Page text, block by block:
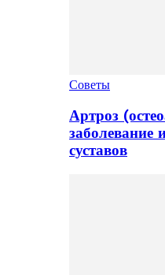
Советы
Артроз
заболевание
суставов